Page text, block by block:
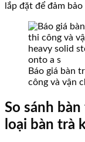
lắp đặt để đảm
Báo giá bàn
công và vận
So sánh
loại bàn trà